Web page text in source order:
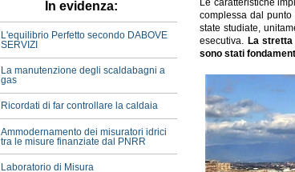
In evidenza:
L'equilibrio Perfetto secondo DABOVE
SERVIZI
La manutenzione degli scaldabagni a
gas
Ricordati di far controllare la caldaia
Ammodernamento dei misuratori idrici
tra le misure finanziate dal PNRR
Laboratorio di Misura
Le caratteristiche
complessa dal
state studiate,
esecutiva. La
sono stati